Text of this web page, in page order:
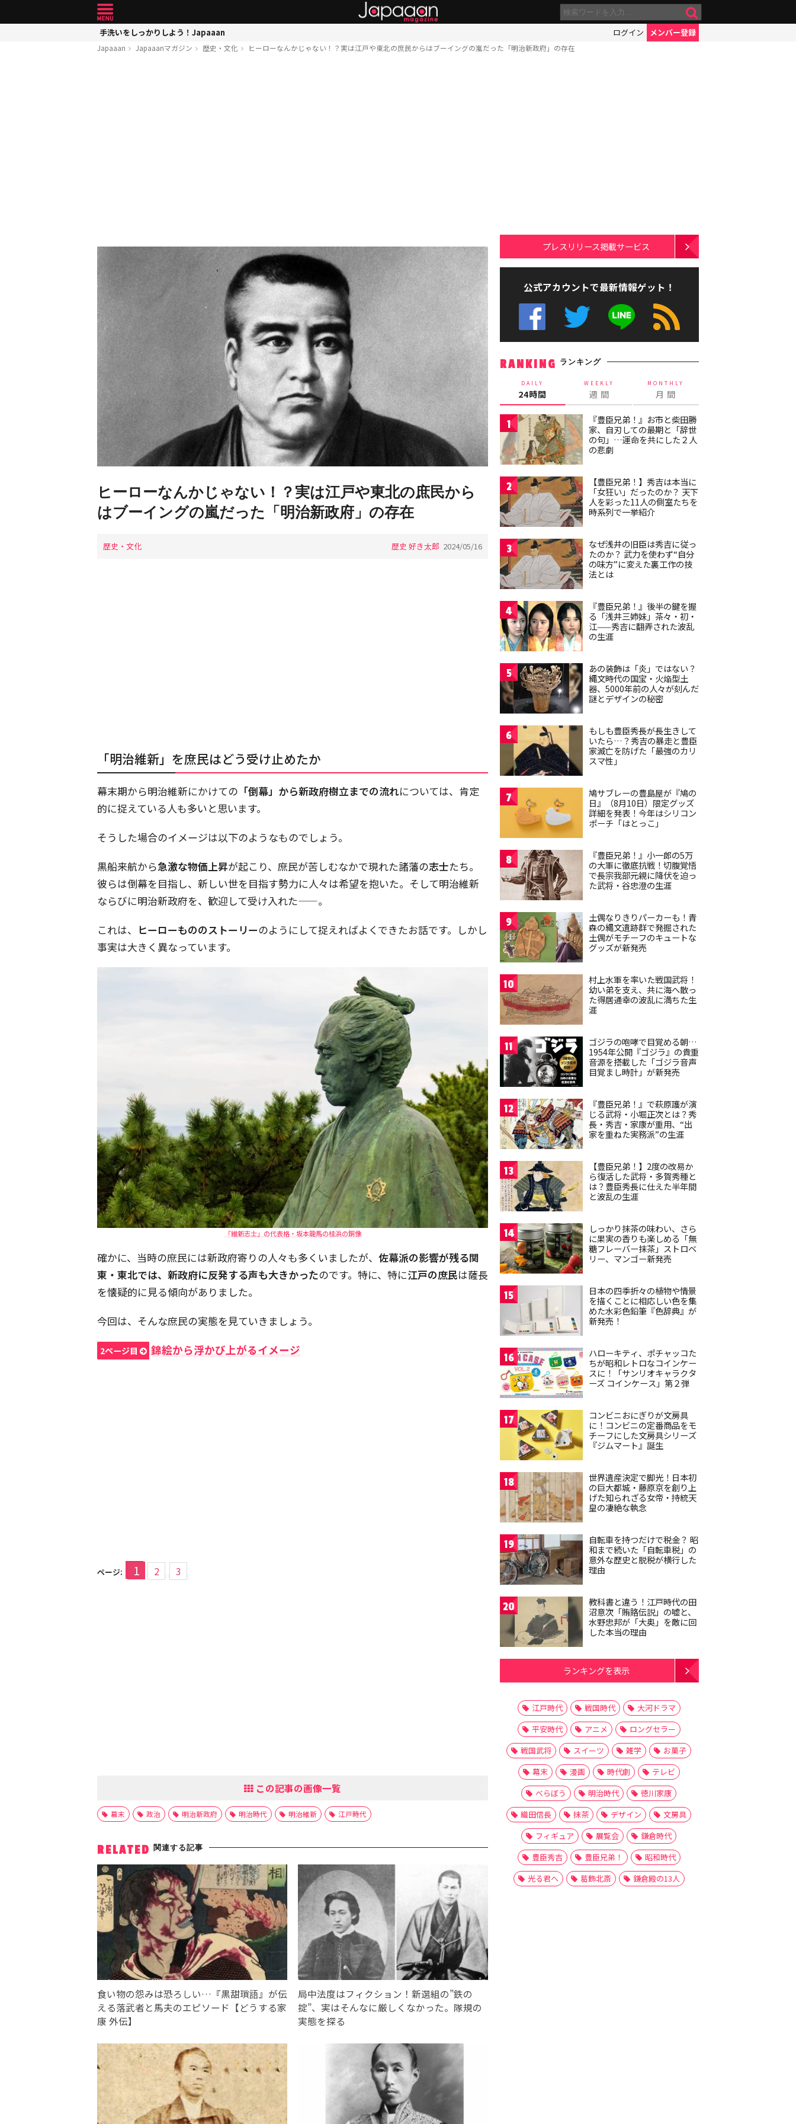
手洗いをしっかりしよう！Japaaan ログイン メンバー登録
Japaaan Japaaanマガジン 歴史・文化 ヒーローなんかじゃない！？実は江戸や東北の庶民からはブーイングの嵐だった「明治新政府」の存在
ヒーローなんかじゃない！？実は江戸や東北の庶民から
はブーイングの嵐だった「明治新政府」の存在
歴史・文化 歴史 好き太郎 2024/05/16
「明治維新」を庶民はどう受け止めたか
幕末期から明治維新にかけての 「倒幕」から新政府樹立までの流れについては、肯定
的に捉えている人も多いと思います。
そうした場合のイメージは以下のようなものでしょう。
黒船来航から急激な物価上昇が起こり、庶民が苦しむなかで現れた諸藩の志士たち。
彼らは倒幕を目指し、新しい世を目指す勢力に人々は希望を抱いた。そして明治維新
ならびに明治新政府を、歓迎して受け入れた——。
これは、 ヒーローもののストーリーのようにして捉えればよくできたお話です。しかし
事実は大きく異なっています。
「維新志士」の代表格・坂本龍馬の桂浜の銅像
確かに、当時の庶民には新政府寄りの人々も多くいましたが、 佐幕派の影響が残る関
東・東北では、新政府に反発する声も大きかったのです。特に、特に江戸の庶民は薩長
を懐疑的に見る傾向がありました。
今回は、そんな庶民の実態を見ていきましょう。
2ページ目 錦絵から浮かび上がるイメージ
ページ: 1 2 3
この記事の画像一覧
幕末 政治 明治新政府 明治時代 明治維新 江戸時代
RELATED 関連する記事
食い物の怨みは恐ろしい…『黒甜瑣語』が伝
える落武者と馬夫のエピソード【どうする家
康 外伝】
局中法度はフィクション！新選組の”鉄の
掟”、実はそんなに厳しくなかった。隊規の
実態を探る
プレスリリース掲載サービス
公式アカウントで最新情報ゲット！
RANKING ランキング
DAILY
24時間
WEEKLY
週 間
MONTHLY
月 間
1
『豊臣兄弟！』お市と柴田勝
家、自刃しての最期と「辞世
の句」…運命を共にした２人
の悲劇
2
【豊臣兄弟！】秀吉は本当に
「女狂い」だったのか？ 天下
人を彩った11人の側室たちを
時系列で一挙紹介
3
なぜ浅井の旧臣は秀吉に従っ
たのか？ 武力を使わず“自分
の味方”に変えた裏工作の技
法とは
4
『豊臣兄弟！』後半の鍵を握
る「浅井三姉妹」茶々・初・
江——秀吉に翻弄された波乱
の生涯
5
あの装飾は「炎」ではない？
縄文時代の国宝・火焔型土
器、5000年前の人々が刻んだ
謎とデザインの秘密
6
もしも豊臣秀長が長生きして
いたら…？秀吉の暴走と豊臣
家滅亡を防げた「最強のカリ
スマ性」
7
鳩サブレーの豊島屋が『鳩の
日』（8月10日）限定グッズ
詳細を発表！今年はシリコン
ポーチ「はとっこ」
8
『豊臣兄弟！』小一郎の5万
の大軍に徹底抗戦！切腹覚悟
で長宗我部元親に降伏を迫っ
た武将・谷忠澄の生涯
9
土偶なりきりパーカーも！青
森の縄文遺跡群で発掘された
土偶がモチーフのキュートな
グッズが新発売
10
村上水軍を率いた戦国武将！
幼い弟を支え、共に海へ散っ
た得居通幸の波乱に満ちた生
涯
11
ゴジラの咆哮で目覚める朝…
1954年公開『ゴジラ』の貴重
音源を搭載した「ゴジラ音声
目覚まし時計」が新発売
12
『豊臣兄弟！』で萩原護が演
じる武将・小堀正次とは？秀
長・秀吉・家康が重用、“出
家を重ねた実務派”の生涯
13
【豊臣兄弟！】2度の改易か
ら復活した武将・多賀秀種と
は？豊臣秀長に仕えた半年間
と波乱の生涯
14
しっかり抹茶の味わい、さら
に果実の香りも楽しめる「無
糖フレーバー抹茶」ストロベ
リー、マンゴー新発売
15
日本の四季折々の植物や情景
を描くことに相応しい色を集
めた水彩色鉛筆『色辞典』が
新発売！
16
ハローキティ、ポチャッコた
ちが昭和レトロなコインケー
スに！「サンリオキャラクタ
ーズ コインケース」第２弾
17
コンビニおにぎりが文房具
に！コンビニの定番商品をモ
チーフにした文房具シリーズ
『ジムマート』誕生
18
世界遺産決定で脚光！日本初
の巨大都城・藤原京を創り上
げた知られざる女帝・持統天
皇の凄絶な執念
19
自転車を持つだけで税金？ 昭
和まで続いた「自転車税」の
意外な歴史と脱税が横行した
理由
20
教科書と違う！江戸時代の田
沼意次「賄賂伝説」の嘘と、
水野忠邦が「大奥」を敵に回
した本当の理由
ランキングを表示
江戸時代 戦国時代
大河ドラマ
平安時代
アニメ
ロングセラー
戦国武将
スイーツ 雑学
お菓子
幕末
漫画 時代劇
テレビ
べらぼう
明治時代
徳川家康
織田信長
抹茶 デザイン
文房具
フィギュア
展覧会
鎌倉時代
豊臣秀吉
豊臣兄弟！
昭和時代
光る君へ
葛飾北斎 鎌倉殿の13人